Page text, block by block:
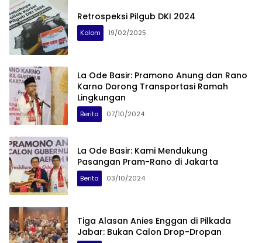
Retrospeksi Pilgub DKI 2024
Kolom 19/02/2025
La Ode Basir: Pramono Anung dan Rano
Karno Dorong Transportasi Ramah
Lingkungan
Berita 07/10/2024
La Ode Basir: Kami Mendukung
Pasangan Pram-Rano di Jakarta
Berita 03/10/2024
Tiga Alasan Anies Enggan di Pilkada
Jabar: Bukan Calon Drop-Dropan